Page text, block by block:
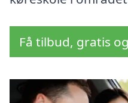
Få tilbud, gratis